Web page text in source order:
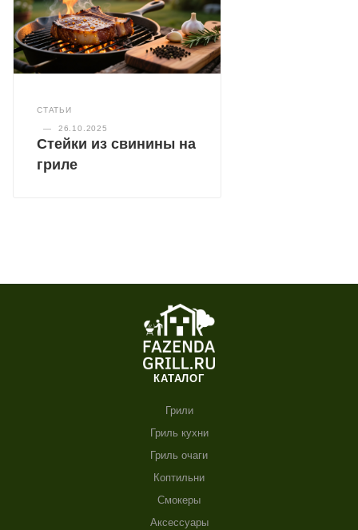
СТАТЬИ
— 26.10.2025
Стейки из свинины на
гриле
КАТАЛОГ
Грили
Гриль кухни
Гриль очаги
Коптильни
Смокеры
Аксессуары